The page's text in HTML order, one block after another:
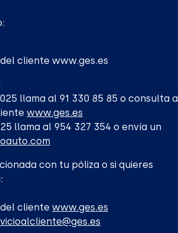
cliente www.ges.es
llama al 91 330 85 85 o consulta a
www.ges.es
llama al 954 327 354 o envía un
con tu póliza o si quieres
cliente www.ges.es